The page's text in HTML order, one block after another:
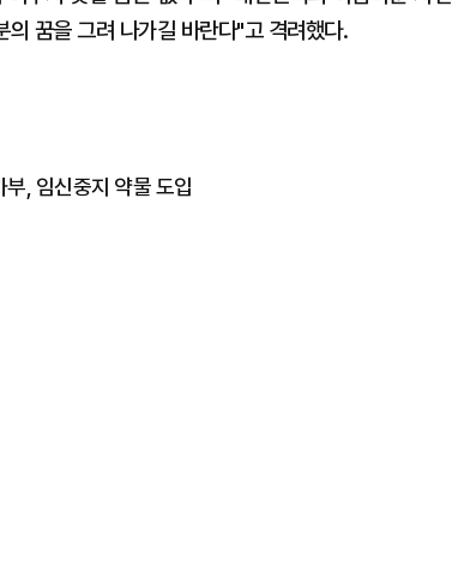
꿈을 그려 나가길 바란다"고 격려했다.
, 임신중지 약물 도입